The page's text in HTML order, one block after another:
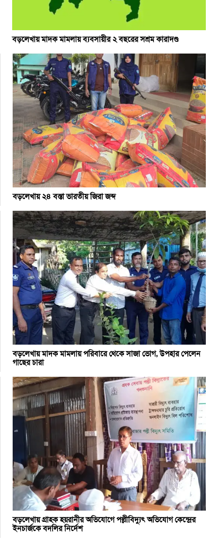
বড়লেখায় মাদক মামলায় ব্যবসায়ীর ২ বছরের সশ্রম কারাদণ্ড
বড়লেখায় ২৪ বস্তা ভারতীয় জিরা জব্দ
বড়লেখায় মাদক মামলায় পরিবারে থেকে সাজা ভোগ, উপহার পেলেন
গাছের চারা
বড়লেখায় গ্রাহক হয়রানীর অভিযোগে পল্লীবিদ্যুৎ অভিযোগ কেন্দ্রের
ইনচার্জকে বদলির নির্দেশ